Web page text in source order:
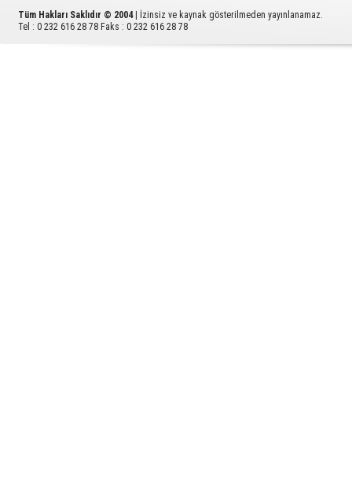
Tüm Hakları Saklıdır © 2004| İzinsiz ve kaynak gösterilmeden yayınlanamaz.
Tel : 0 232 616 28 78 Faks : 0 232 616 28 78